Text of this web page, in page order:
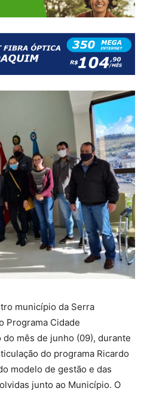
município da Serra
Programa Cidade
mês de junho (09), durante
do programa Ricardo
modelo de gestão e das
junto ao Município. O